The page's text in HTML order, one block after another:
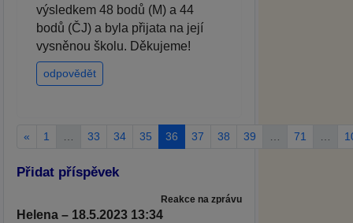
výsledkem 48 bodů (M) a 44
bodů (ČJ) a byla přijata na její
vysněnou školu. Děkujeme!
odpovědět
« 1 33 34 35 36 37 38 39 71
Přidat příspěvek
Reakce na zprávu
Helena – 18.5.2023 13:34